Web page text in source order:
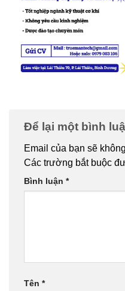
Để lại một bình
Email của bạn sẽ
Các trường bắt buộc
Bình luận *
Tên *